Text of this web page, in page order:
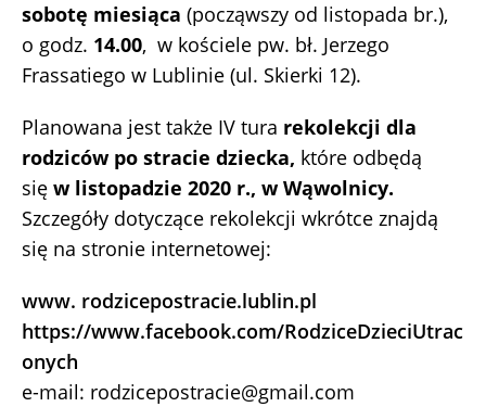
sobotę miesiąca (począwszy od listopada br.),
o godz. 14.00, w kościele pw. bł. Jerzego
Frassatiego w Lublinie (ul. Skierki 12).
Planowana jest także IV tura rekolekcji dla
rodziców po stracie dziecka, które odbędą
się w listopadzie 2020 r., w Wąwolnicy.
Szczegóły dotyczące rekolekcji wkrótce znajdą
się na stronie internetowej:
www. rodzicepostracie.lublin.pl
https://www.facebook.com/RodziceDzieciUtrac
onych
e-mail: rodzicepostracie@gmail.com